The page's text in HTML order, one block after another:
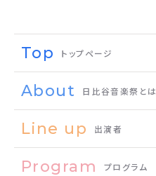
Top トップページ
About 日比谷音楽祭とは
Line up 出演者
Program プログラム